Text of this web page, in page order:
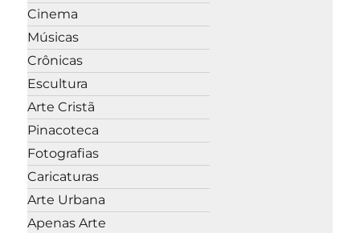
Cinema
Músicas
Crônicas
Escultura
Arte Cristã
Pinacoteca
Fotografias
Caricaturas
Arte Urbana
Apenas Arte